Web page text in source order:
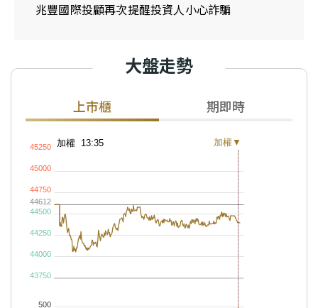
兆豐國際投顧再次提醒投資人小心詐騙
大盤走勢
上市櫃 期即時